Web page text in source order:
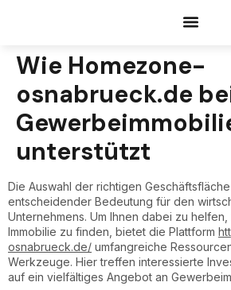
Wie Homezone-
osnabrueck.de
unterstützt
Die Auswahl der richtigen
entscheidender Bedeutung für den
Unternehmens. Um Ihnen dabei zu
Immobilie zu finden, bietet die Plattform
osnabrueck.de/ umfangreiche
Werkzeuge. Hier treffen interessierte
auf ein vielfältiges Angebot an